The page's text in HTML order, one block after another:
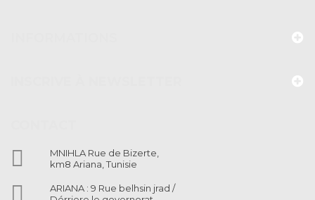

MNIHLA Rue de Bizerte,
km8 Ariana, Tunisie

ARIANA : 9 Rue belhsin jrad /